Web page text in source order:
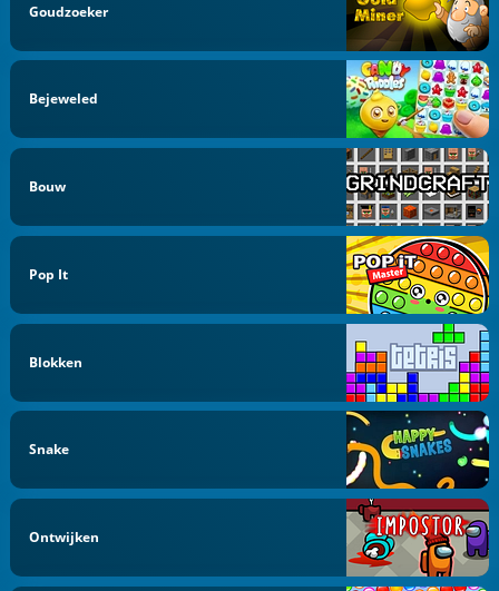
Goudzoeker
Bejeweled
Bouw
Pop It
Blokken
Snake
Ontwijken